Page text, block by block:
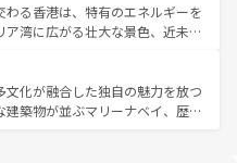
の地域を訪れてもあたたかい人々
ので、きっと忘れられない旅にな
部ではプーケットやクラビの美し
を楽しむことができる。タイ料理
で、どの季節にも異なる楽しみ
すいタイの人々、仏教を中心とし
光資源が、訪れる旅人を魅了し続
わる香港は、特有のエネルギーを
ア湾に広がる壮大な景色、近未来
るはず。観光スポットが密集し
ろを回れるのも魅力。息をのむよ
験まで、香港を存分に楽しみ尽く
文化が融合した独自の魅力を放つ
建築物が並ぶマリーナベイ、歴史